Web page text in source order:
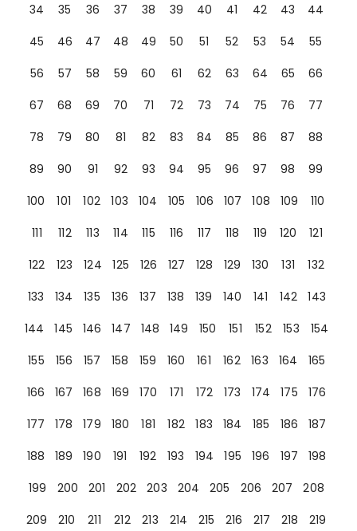
34
35 36 37 38 39 40 41 42 43
44
45
46 47 48 49 50 51 52 53 54
55
56
57 58 59 60 61 62 63 64 65
66
67
68 69 70 71 72 73 74 75 76
77
78
79 80 81 82 83 84 85 86 87
88
89
90 91 92 93 94 95 96 97 98
99
100
101 102 103 104 105 106 107 108 109
110
111
112 113 114 115 116 117 118 119 120
121
122
123 124 125 126 127 128 129 130 131
132
133
134 135 136 137 138 139 140 141 142
143
144
145 146 147 148 149 150 151 152 153
154
155
156 157 158 159 160 161 162 163 164
165
166
167 168 169 170 171 172 173 174 175
176
177
178 179 180 181 182 183 184 185 186
187
188
189 190 191 192 193 194 195 196 197
198
199
200 201 202 203 204 205 206 207
208
209
210 211 212 213 214 215 216 217 218
219